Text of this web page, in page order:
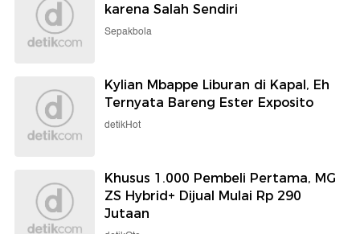
karena Salah Sendiri
Sepakbola
Kylian Mbappe Liburan di Kapal, Eh
Ternyata Bareng Ester Exposito
detikHot
Khusus 1.000 Pembeli Pertama, MG
ZS Hybrid+ Dijual Mulai Rp 290
Jutaan